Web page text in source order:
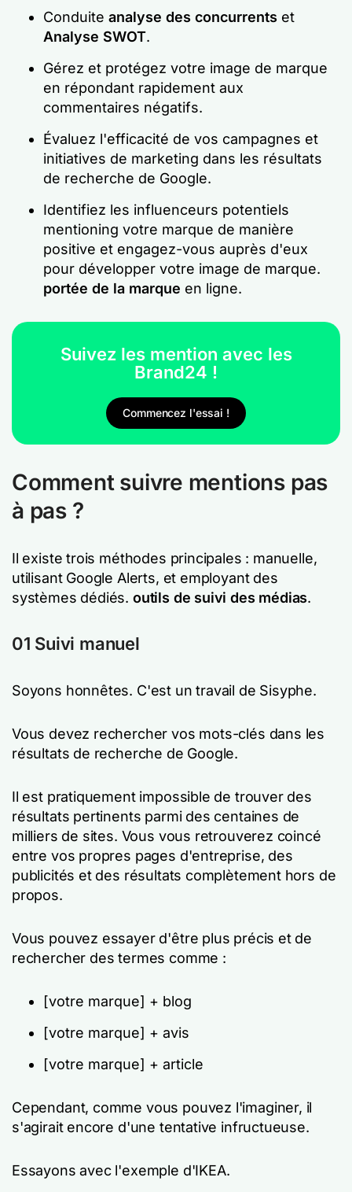
Conduite analyse des concurrents et
Analyse SWOT.
Gérez et protégez votre image de marque
en répondant rapidement aux
commentaires négatifs.
Évaluez l'efficacité de vos campagnes et
initiatives de marketing dans les résultats
de recherche de Google.
Identifiez les influenceurs potentiels
mentioning votre marque de manière
positive et engagez-vous auprès d'eux
pour développer votre image de marque.
portée de la marque en ligne.
Suivez les mention avec les
Brand24 !
Commencez l'essai !
Comment suivre mentions pas
à pas ?
Il existe trois méthodes principales : manuelle,
utilisant Google Alerts, et employant des
systèmes dédiés. outils de suivi des médias.
01 Suivi manuel
Soyons honnêtes. C'est un travail de Sisyphe.
Vous devez rechercher vos mots-clés dans les
résultats de recherche de Google.
Il est pratiquement impossible de trouver des
résultats pertinents parmi des centaines de
milliers de sites. Vous vous retrouverez coincé
entre vos propres pages d'entreprise, des
publicités et des résultats complètement hors de
propos.
Vous pouvez essayer d'être plus précis et de
rechercher des termes comme :
[votre marque] + blog
[votre marque] + avis
[votre marque] + article
Cependant, comme vous pouvez l'imaginer, il
s'agirait encore d'une tentative infructueuse.
Essayons avec l'exemple d'IKEA.